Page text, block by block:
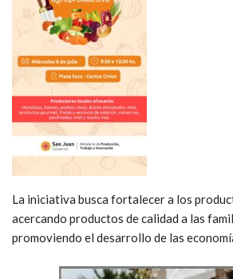
La iniciativa busca fortalecer a los
acercando productos de calidad a las
promoviendo el desarrollo de las